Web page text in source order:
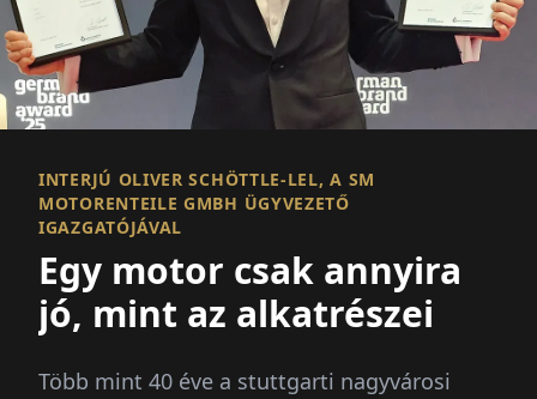
INTERJÚ OLIVER SCHÖTTLE-LEL, A SM
MOTORENTEILE GMBH ÜGYVEZETŐ
IGAZGATÓJÁVAL
Egy motor csak annyira
jó, mint az alkatrészei
Több mint 40 éve a stuttgarti nagyvárosi